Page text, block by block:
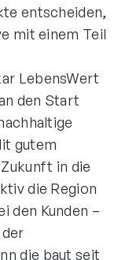
entscheiden,
mit einem Teil
LebensWert
den Start
gutem
in die
die Region
den Kunden –
die baut seit